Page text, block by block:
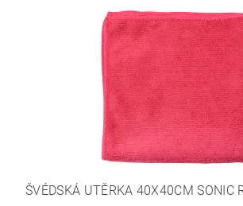
ŠVÉDSKÁ UTĚRKA 40X40CM SONIC